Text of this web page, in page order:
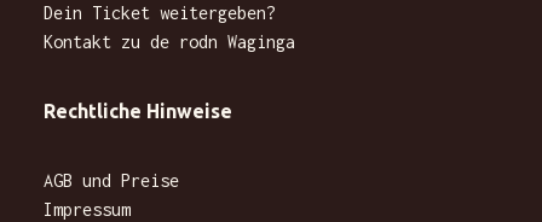
Dein Ticket weitergeben?
Kontakt zu de rodn Waginga
Rechtliche Hinweise
AGB und Preise
Impressum